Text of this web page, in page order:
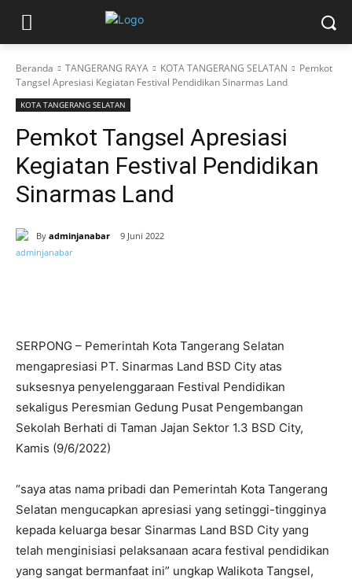
Beranda TANGERANG RAYA KOTA TANGERANG SELATAN
Pemkot
Tangsel Apresiasi Kegiatan Festival Pendidikan Sinarmas Land
KOTA TANGERANG SELATAN
Pemkot Tangsel Apresiasi
Kegiatan Festival Pendidikan
Sinarmas Land
By adminjanabar 9 Juni 2022
SERPONG – Pemerintah Kota Tangerang Selatan
mengapresiasi PT. Sinarmas Land BSD City atas
suksesnya penyelenggaraan Festival Pendidikan
sekaligus Peresmian Gedung Pusat Pengembangan
Sekolah Berhati di Taman Jajan Sektor 1.3 BSD City,
Kamis (9/6/2022)
“saya atas nama pribadi dan Pemerintah Kota Tangerang
Selatan mengucapkan apresiasi yang setinggi-tingginya
kepada keluarga besar Sinarmas Land BSD City yang
telah menginisiasi pelaksanaan acara festival pendidikan
yang sangat bermanfaat ini” ungkap Walikota Tangsel,